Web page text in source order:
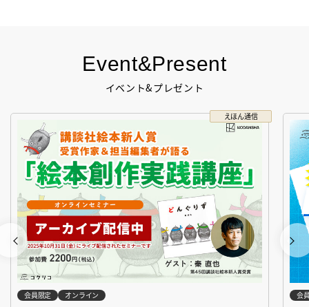
Event&Present
イベント&プレゼント
えほん通信
会員限定 オンライン 会